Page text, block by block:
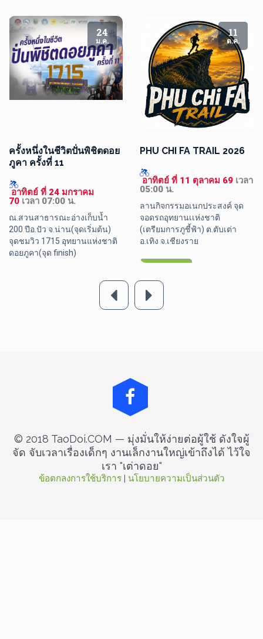
24
ม.ค.
ครั้งหนึ่งในชีวิตปั่นพิชิตดอย
ภูคา ครั้งที่ 11
70 เวลา 07:00 น.
ณ.สวนสาธารณะอ่างเก็บน้ำ
200 ปีอ.ปัว จ.น่าน(จุดเริ่มต้น)
จุดชมวิว 1715 อุทยานแห่งชาติ
ดอยภูคา(จุด finish)
11
ต.ค.
PHU CHI FA TRAIL 2026
อาทิตย์ ที่ 11 ตุลาคม 69 เวลา
05:00 น.
ลานกิจกรรมอเนกประสงค์ จุด
จอดรถอุทยานเเห่งชาติ
(เตรียมการภูชี้ฟ้า) ต.ตับเต่า
อ.เทิง จ.เชียงราย
© 2018 TaoDoi.COM — มุ่งมั่นให้ง่ายต่อผู้ใช้ ดังใจผู้
จัด จับเวลาเรื่องเด็กๆ งานเล็กงานใหญ่เข้าถึงได้ ไว้ใจ
เรา "เต่าดอย"
ข้อตกลงการใช้บริการ | นโยบายความเป็นส่วนตัว